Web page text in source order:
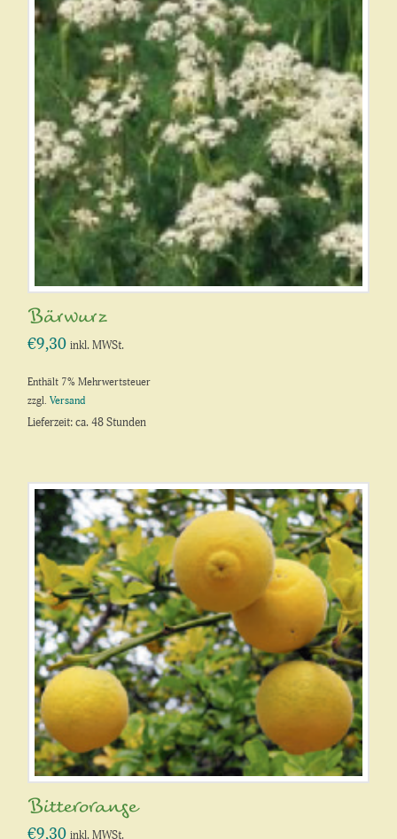
Bärwurz
€9,30 inkl. MWSt.
Enthält 7% Mehrwertsteuer
zzgl.Versand
Lieferzeit: ca. 48 Stunden
Bitterorange
€9,30 inkl. MWSt.